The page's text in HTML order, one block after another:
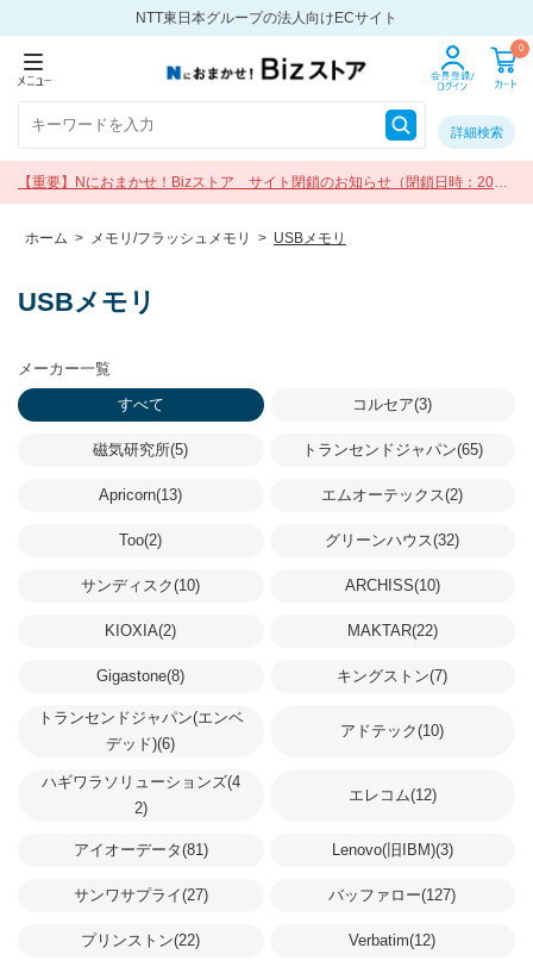
NTT東日本グループの法人向けECサイト
0
詳細検索
【重要】Nにおまかせ！Bizストア サイト閉鎖のお知らせ（閉鎖日時：2026
年9月30日 17:00）
ホーム > メモリ/フラッシュメモリ > USBメモリ
USBメモリ
メーカー一覧
すべて
コルセア(3)
磁気研究所(5) トランセンドジャパン(65)
Apricorn(13) エムオーテックス(2)
Too(2) グリーンハウス(32)
サンディスク(10) ARCHISS(10)
KIOXIA(2) MAKTAR(22)
Gigastone(8) キングストン(7)
トランセンドジャパン(エンベ
デッド)(6)
アドテック(10)
ハギワラソリューションズ(4
2)
エレコム(12)
アイオーデータ(81) Lenovo(旧IBM)(3)
サンワサプライ(27) バッファロー(127)
プリンストン(22) Verbatim(12)